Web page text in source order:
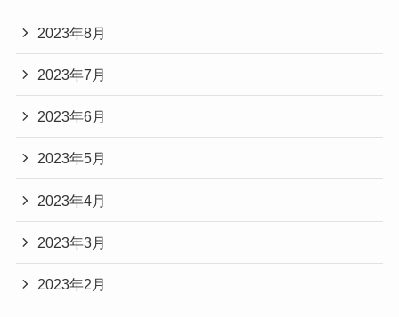
2023年8月
2023年7月
2023年6月
2023年5月
2023年4月
2023年3月
2023年2月